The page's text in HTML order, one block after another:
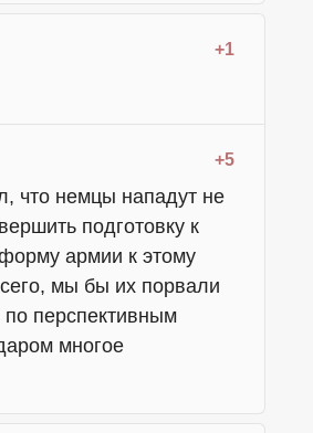
+1
+5
что немцы нападут не
подготовку к
армии к этому
мы бы их порвали
перспективным
многое